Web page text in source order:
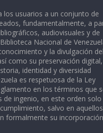
los usuarios a un conjunto de
fundamentalmente, a
audiovisuales y de
Nacional de
y la divulgación del
como su preservación digital,
identidad y diversidad
es respetuosa de la Ley
en los términos que
de ingenio, en este orden solo
salvo en aquellos
formalmente su incorporación